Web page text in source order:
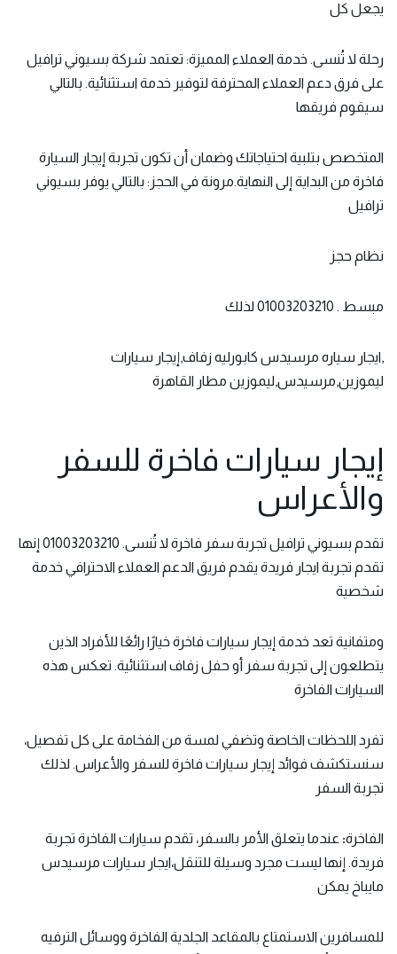
يجعل كل
رحلة لا تُنسى. خدمة العملاء المميزة: تعتمد شركة بسيوني ترافيل
على فرق دعم العملاء المحترفة لتوفير خدمة استثنائية. بالتالي
سيقوم فريقها
المتخصص بتلبية احتياجاتك وضمان أن تكون تجربة إيجار السيارة
فاخرة من البداية إلى النهاية.مرونة في الحجز: بالتالي يوفر بسيوني
ترافيل
نظام حجز
مبسط . 01003203210 لذلك
,ايجار سياره مرسيدس كابورليه زفاف,إيجار سيارات
ليموزين,مرسيدس,ليموزين مطار القاهرة
إيجار سيارات فاخرة للسفر
والأعراس
تقدم بسيوني ترافيل تجربة سفر فاخرة لا تُنسى. 01003203210 إنها
تقدم تجربة ايجار فريدة يقدم فريق الدعم العملاء الاحترافي خدمة
شخصية
ومتفانية تعد خدمة إيجار سيارات فاخرة خيارًا رائعًا للأفراد الذين
يتطلعون إلى تجربة سفر أو حفل زفاف استثنائية. تعكس هذه
السيارات الفاخرة
تفرد اللحظات الخاصة وتضفي لمسة من الفخامة على كل تفصيل،
سنستكشف فوائد إيجار سيارات فاخرة للسفر والأعراس. لذلك
تجربة السفر
الفاخرة: عندما يتعلق الأمر بالسفر، تقدم سيارات الفاخرة تجربة
فريدة. إنها ليست مجرد وسيلة للتنقل،ايجار سيارات مرسيدس
مايباخ يمكن
للمسافرين الاستمتاع بالمقاعد الجلدية الفاخرة ووسائل الترفيه